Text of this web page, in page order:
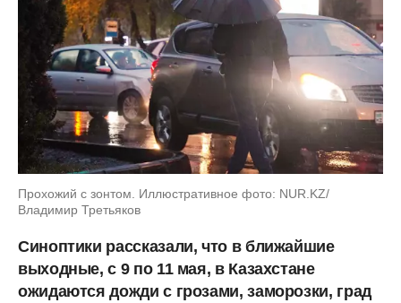
Прохожий с зонтом. Иллюстративное фото: NUR.KZ/
Владимир Третьяков
Синоптики рассказали, что в ближайшие
выходные, с 9 по 11 мая, в Казахстане
ожидаются дожди с грозами, заморозки, град